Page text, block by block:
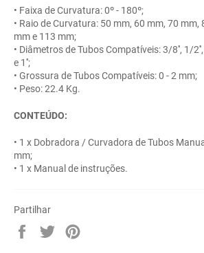
• Faixa de Curvatura: 0º - 180º;
• Raio de Curvatura: 50 mm, 60 mm, 70 mm,
mm e 113 mm;
• Diâmetros de Tubos Compatíveis: 3/8'', 1/
e 1'';
• Grossura de Tubos Compatíveis: 0 - 2 mm;
• Peso: 22.4 Kg.
CONTEÚDO:
• 1 x Dobradora / Curvadora de Tubos
mm;
• 1 x Manual de instruções.
Partilhar
Partilhe Twittar